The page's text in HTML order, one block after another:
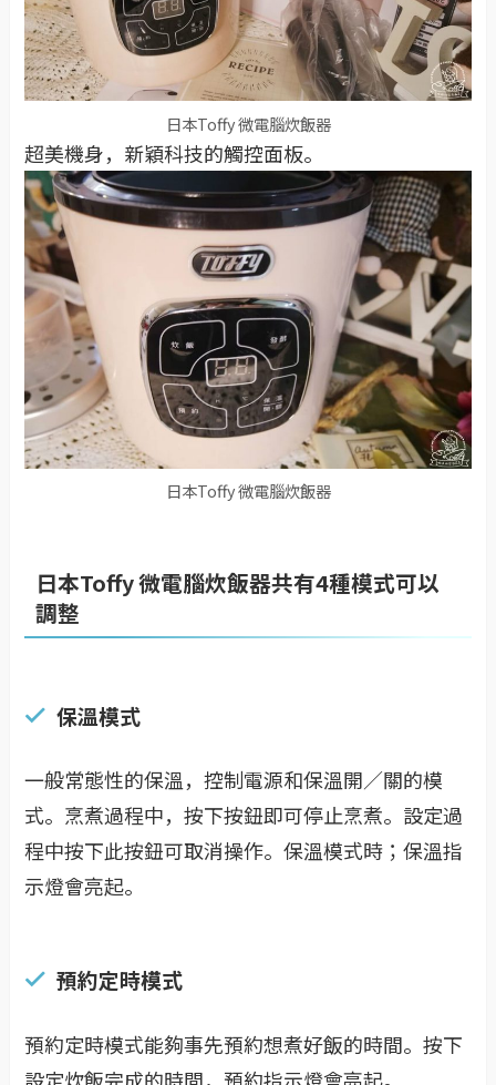
日本Toffy 微電腦炊飯器
超美機身，新穎科技的觸控面板。
日本Toffy 微電腦炊飯器
日本Toffy 微電腦炊飯器共有4種模式可以
調整
保溫模式
一般常態性的保溫，控制電源和保溫開／關的模
式。烹煮過程中，按下按鈕即可停止烹煮。設定過
程中按下此按鈕可取消操作。保溫模式時；保溫指
示燈會亮起。
預約定時模式
預約定時模式能夠事先預約想煮好飯的時間。按下
設定炊飯完成的時間，預約指示燈會亮起。